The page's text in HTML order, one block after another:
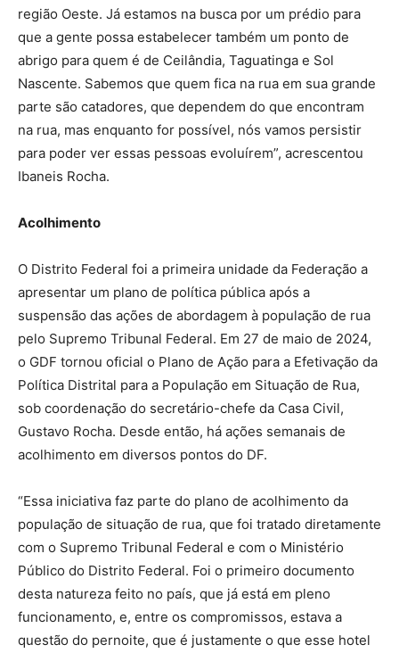
região Oeste. Já estamos na busca por um prédio para
que a gente possa estabelecer também um ponto de
abrigo para quem é de Ceilândia, Taguatinga e Sol
Nascente. Sabemos que quem fica na rua em sua grande
parte são catadores, que dependem do que encontram
na rua, mas enquanto for possível, nós vamos persistir
para poder ver essas pessoas evoluírem”, acrescentou
Ibaneis Rocha.
Acolhimento
O Distrito Federal foi a primeira unidade da Federação a
apresentar um plano de política pública após a
suspensão das ações de abordagem à população de rua
pelo Supremo Tribunal Federal. Em 27 de maio de 2024,
o GDF tornou oficial o Plano de Ação para a Efetivação da
Política Distrital para a População em Situação de Rua,
sob coordenação do secretário-chefe da Casa Civil,
Gustavo Rocha. Desde então, há ações semanais de
acolhimento em diversos pontos do DF.
“Essa iniciativa faz parte do plano de acolhimento da
população de situação de rua, que foi tratado diretamente
com o Supremo Tribunal Federal e com o Ministério
Público do Distrito Federal. Foi o primeiro documento
desta natureza feito no país, que já está em pleno
funcionamento, e, entre os compromissos, estava a
questão do pernoite, que é justamente o que esse hotel